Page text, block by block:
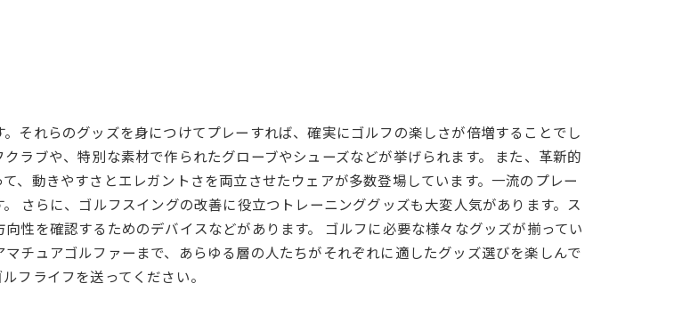
それらのグッズを身につけてプレーすれば、確実にゴルフの楽しさが倍増することでし
ラブや、特別な素材で作られたグローブやシューズなどが挙げられます。 また、革新的
、動きやすさとエレガントさを両立させたウェアが多数登場しています。一流のプレー
さらに、ゴルフスイングの改善に役立つトレーニンググッズも大変人気があります。ス
性を確認するためのデバイスなどがあります。 ゴルフに必要な様々なグッズが揃ってい
チュアゴルファーまで、あらゆる層の人たちがそれぞれに適したグッズ選びを楽しんで
フライフを送ってください。